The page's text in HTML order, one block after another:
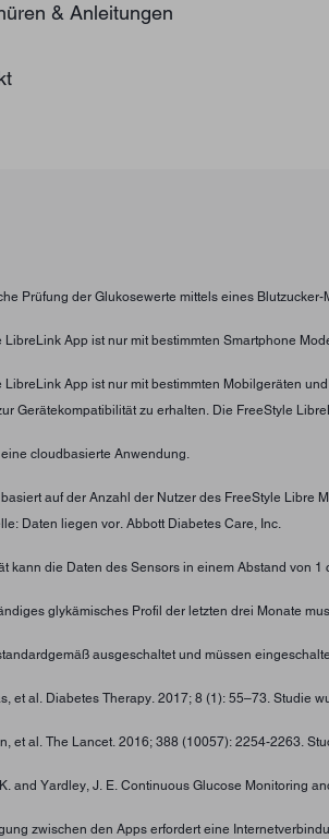
& Anleitungen
Prüfung der Glukosewerte mittels eines
LibreLink App ist nur mit bestimmten Smartphone
LibreLink App ist nur mit bestimmten Mobilgeräten
Gerätekompatibilität zu erhalten. Die FreeStyle
cloudbasierte Anwendung.
auf der Anzahl der Nutzer des FreeStyle Libre
Daten liegen vor. Abbott Diabetes Care, Inc.
kann die Daten des Sensors in einem Abstand von 1
glykämisches Profil der letzten drei Monate
ausgeschaltet und müssen
et al. Diabetes Therapy. 2017; 8 (1): 55–73. Studie
et al. The Lancet. 2016; 388 (10057): 2254-2263.
and Yardley, J. E. Continuous Glucose Monitoring
zwischen den Apps erfordert eine